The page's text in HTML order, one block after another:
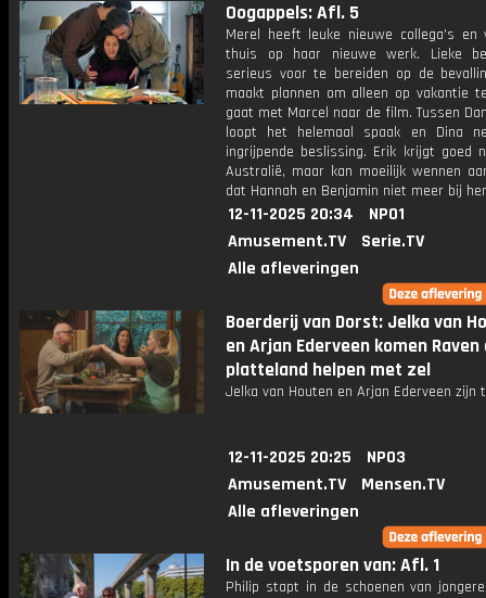
Oogappels: Afl. 5
Merel heeft leuke nieuwe collega's en
thuis op haar nieuwe werk. Lieke
serieus voor te bereiden op de
maakt plannen om alleen op vakantie
gaat met Marcel naar de film. Tussen
loopt het helemaal spaak en Dina
ingrijpende beslissing. Erik krijgt goed
Australië, maar kan moeilijk wennen
dat Hannah en Benjamin niet meer bij
12-11-2025 20:34
NPO1
Amusement.TV
Serie.TV
Alle afleveringen
Boerderij van Dorst: Jelka van
en Arjan Ederveen komen
platteland helpen met zel
Jelka van Houten en Arjan Ederveen zijn
12-11-2025 20:25
NPO3
Amusement.TV
Mensen.TV
Alle afleveringen
In de voetsporen van: Afl. 1
Philip stapt in de schoenen van